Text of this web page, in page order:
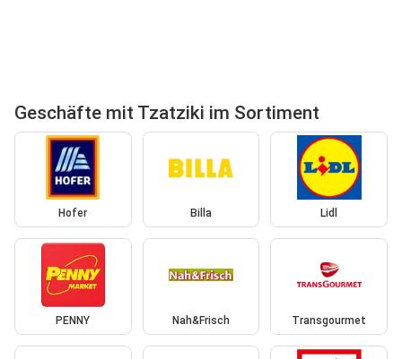
Geschäfte mit Tzatziki im Sortiment
Hofer Billa Lidl
PENNY Nah&Frisch Transgourmet